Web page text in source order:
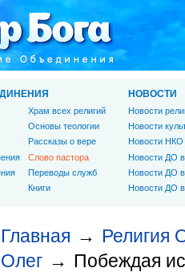
Главная → Религия
Олег → Побеждая
Храм всех религий
Основы теологии
Рассказы о вере
Слово пастора
Переводы служб
Книги
НОВОСТИ
Новости
Новости
Новости НКО
Новости ДО
Новости ДО
Новости ДО